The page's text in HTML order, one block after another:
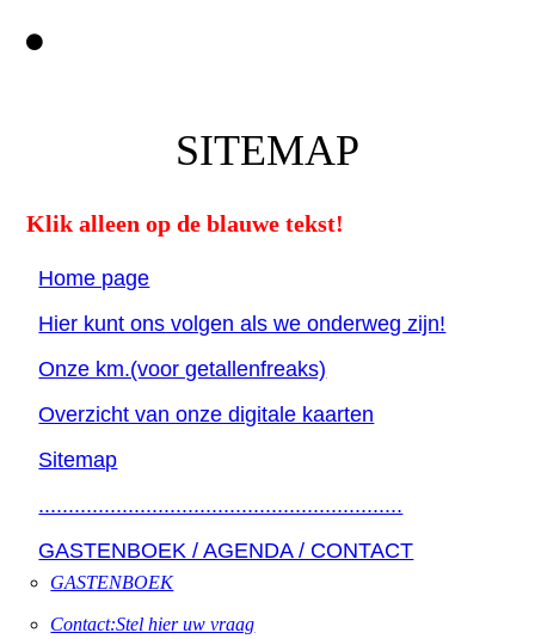
SITEMAP
Klik alleen op de blauwe tekst!
Home page
Hier kunt ons volgen als we onderweg zijn!
Onze km.(voor getallenfreaks)
Overzicht van onze digitale kaarten
Sitemap
.............................................................
GASTENBOEK / AGENDA / CONTACT
GASTENBOEK
Contact:Stel hier uw vraag